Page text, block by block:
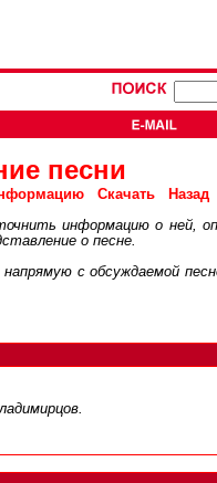
песни
Скачать
Назад
информацию о ней,
о песне.
с обсуждаемой